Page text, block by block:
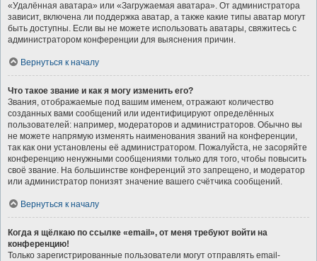
«Удалённая аватара» или «Загружаемая аватара». От администратора
зависит, включена ли поддержка аватар, а также какие типы аватар могут
быть доступны. Если вы не можете использовать аватары, свяжитесь с
администратором конференции для выяснения причин.
Вернуться к началу
Что такое звание и как я могу изменить его?
Звания, отображаемые под вашим именем, отражают количество
созданных вами сообщений или идентифицируют определённых
пользователей: например, модераторов и администраторов. Обычно вы
не можете напрямую изменять наименования званий на конференции,
так как они установлены её администратором. Пожалуйста, не засоряйте
конференцию ненужными сообщениями только для того, чтобы повысить
своё звание. На большинстве конференций это запрещено, и модератор
или администратор понизят значение вашего счётчика сообщений.
Вернуться к началу
Когда я щёлкаю по ссылке «email», от меня требуют войти на
конференцию!
Только зарегистрированные пользователи могут отправлять email-